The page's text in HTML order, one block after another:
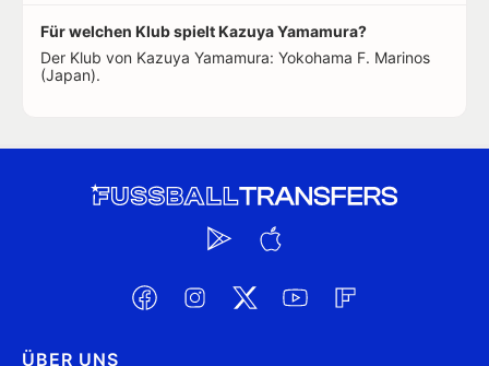
Für welchen Klub spielt Kazuya Yamamura?
Der Klub von Kazuya Yamamura: Yokohama F. Marinos
(Japan).
ÜBER UNS